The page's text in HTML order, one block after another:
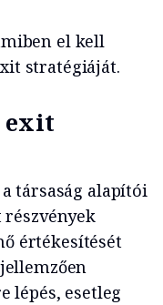
el kell
stratégiáját.
exit
társaság alapítói
értékesítését
lépés, esetleg